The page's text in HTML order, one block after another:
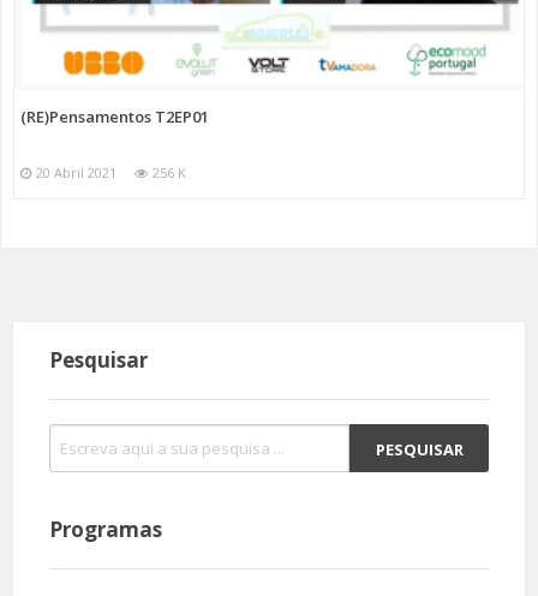
(RE)Pensamentos T2EP01
20 Abril 2021 256 K
Pesquisar
Programas